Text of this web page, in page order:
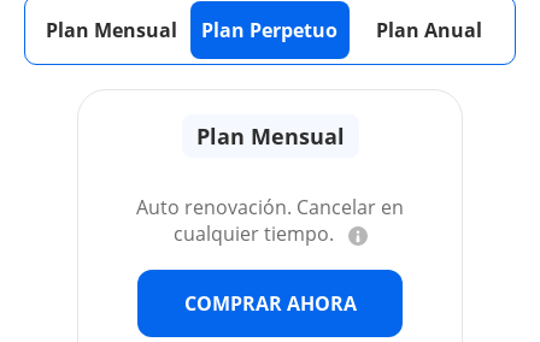
Plan Mensual Plan Perpetuo Plan Anual
Plan Mensual
Auto renovación. Cancelar en
cualquier tiempo.
COMPRAR AHORA